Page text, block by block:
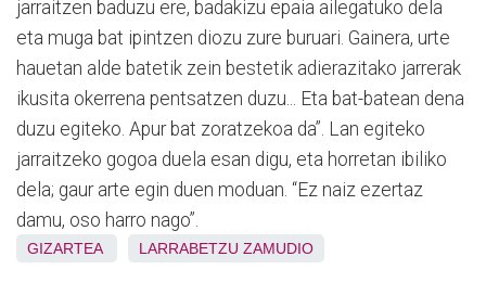
jarraitzen baduzu ere, badakizu epaia ailegatuko dela
eta muga bat ipintzen diozu zure buruari. Gainera, urte
hauetan alde batetik zein bestetik adierazitako jarrerak
ikusita okerrena pentsatzen duzu... Eta bat-batean dena
duzu egiteko. Apur bat zoratzekoa da”. Lan egiteko
jarraitzeko gogoa duela esan digu, eta horretan ibiliko
dela; gaur arte egin duen moduan. “Ez naiz ezertaz
damu, oso harro nago”.
GIZARTEA LARRABETZU ZAMUDIO